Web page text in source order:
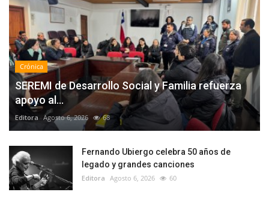
Crónica
SEREMI de Desarrollo Social y Familia refuerza
apoyo al...
Editora Agosto 6, 2026 68
Fernando Ubiergo celebra 50 años de
legado y grandes canciones
Editora Agosto 6, 2026 60